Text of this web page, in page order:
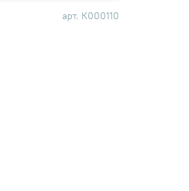
арт. К000110